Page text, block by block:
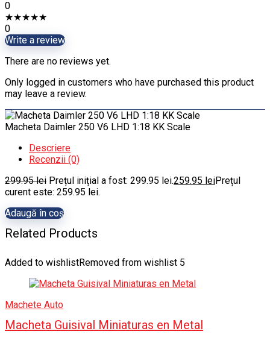
0
★★★★★
0
Write a review
There are no reviews yet.
Only logged in customers who have purchased this product
may leave a review.
Macheta Daimler 250 V6 LHD 1:18 KK Scale
Descriere
Recenzii (0)
299.95lei Prețul inițial a fost: 299.95 lei.259.95 leiPrețul
curent este: 259.95 lei.
Adaugă în coș
Related Products
Added to wishlistRemoved from wishlist 5
Machete Auto
Macheta Guisival Miniaturas en Metal